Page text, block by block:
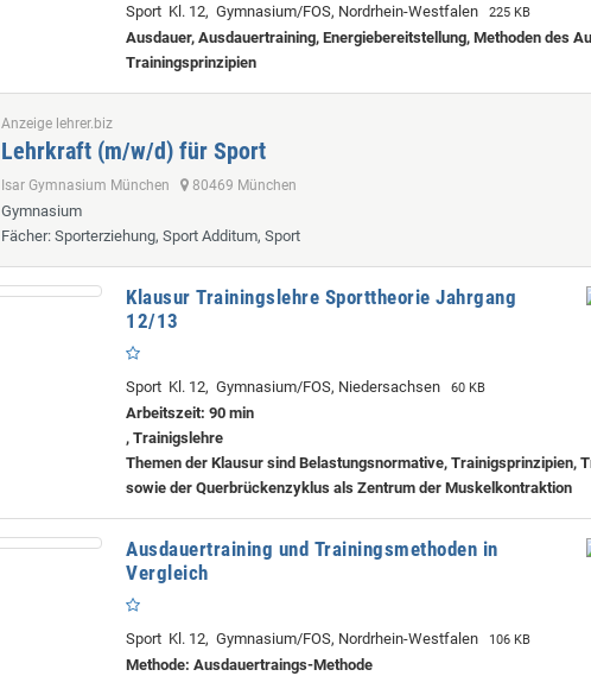
Sport Kl. 12, Gymnasium/FOS, Nordrhein-Westfalen 225 KB
Ausdauer, Ausdauertraining, Energiebereitstellung, Methoden des
Trainingsprinzipien
Anzeige lehrer.biz
Lehrkraft (m/w/d) für Sport
Isar Gymnasium München 80469 München
Gymnasium
Fächer: Sporterziehung, Sport Additum, Sport
Klausur Trainingslehre Sporttheorie Jahrgang
12/13
Sport Kl. 12, Gymnasium/FOS, Niedersachsen 60 KB
Arbeitszeit: 90 min
, Trainigslehre
Themen der Klausur sind Belastungsnormative, Trainigsprinzipien,
sowie der Querbrückenzyklus als Zentrum der Muskelkontraktion
Ausdauertraining und Trainingsmethoden in
Vergleich
Sport Kl. 12, Gymnasium/FOS, Nordrhein-Westfalen 106 KB
Methode: Ausdauertraings-Methode